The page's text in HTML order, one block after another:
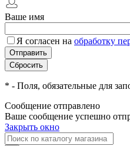
Ваше имя
Я согласен на обработку
* - Поля, обязательные для
Сообщение отправлено
Ваше сообщение успешно
Закрыть окно